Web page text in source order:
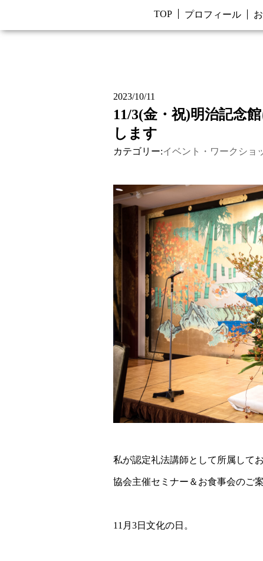
TOP プロフィール
2023/10/11
11/3(金・祝)明治記念
します
カテゴリー:イベント・ワークショ
私が認定礼法講師として所属して
協会主催セミナー＆お食事会のご案
11月3日文化の日。